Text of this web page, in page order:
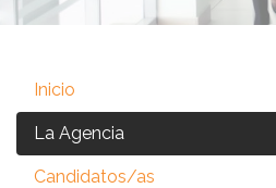
Inicio
La Agencia
Candidatos/as